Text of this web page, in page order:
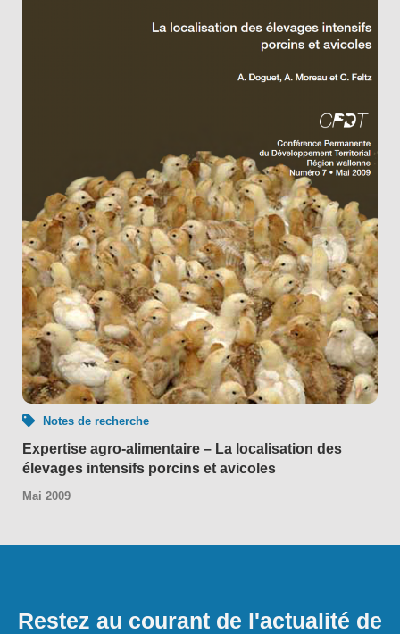
Notes de recherche
Expertise agro-alimentaire – La localisation des
élevages intensifs porcins et avicoles
Mai 2009
Restez au courant de l'actualité de